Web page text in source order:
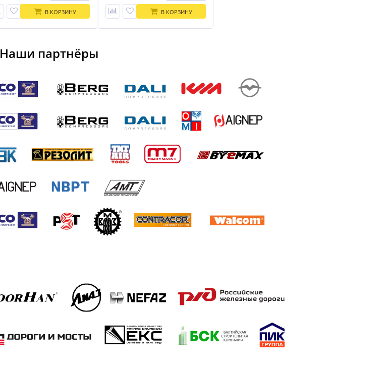
В КОРЗИНУ
В КОРЗИНУ
Наши партнёры